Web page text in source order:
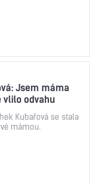
Jsem máma
vlilo odvahu
Kubařová se stala
mámou.